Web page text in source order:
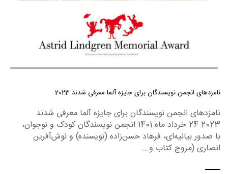
نامزدهای انجمن نویسندگان برای جایزه آلما معرفی شدند 2023
نامزدهای انجمن نویسندگان برای جایزه آلما معرفی شدند
2023 24 خرداد ماه 1401 انجمن نویسندگان کودک و نوجوان،
با صدور بیانیه‌ای، فرهاد حسن‌زاده (نویسنده) و نوش‌آفرین
انصاری (مروج کتاب و...